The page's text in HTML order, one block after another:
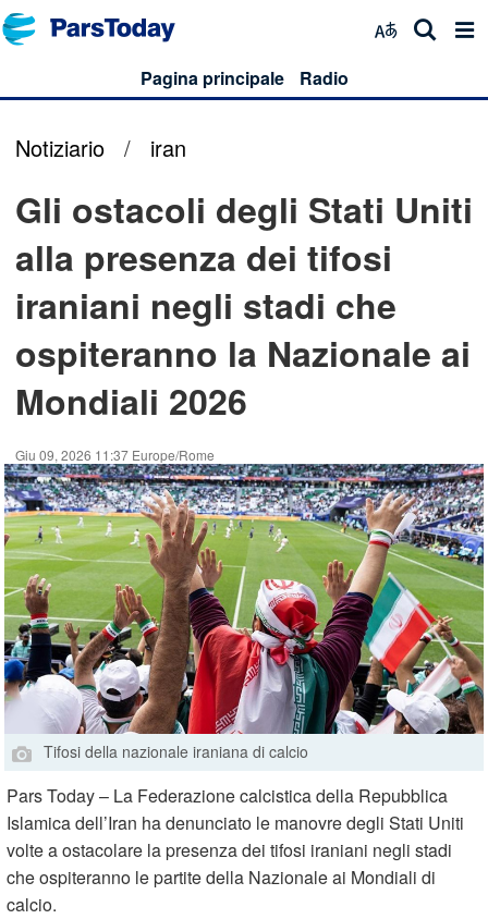
Pagina principale Radio
Notiziario / iran
Gli ostacoli degli Stati Uniti
alla presenza dei tifosi
iraniani negli stadi che
ospiteranno la Nazionale ai
Mondiali 2026
Giu 09, 2026 11:37 Europe/Rome
Tifosi della nazionale iraniana di calcio
Pars Today – La Federazione calcistica della Repubblica
Islamica dell’Iran ha denunciato le manovre degli Stati Uniti
volte a ostacolare la presenza dei tifosi iraniani negli stadi
che ospiteranno le partite della Nazionale ai Mondiali di
calcio.